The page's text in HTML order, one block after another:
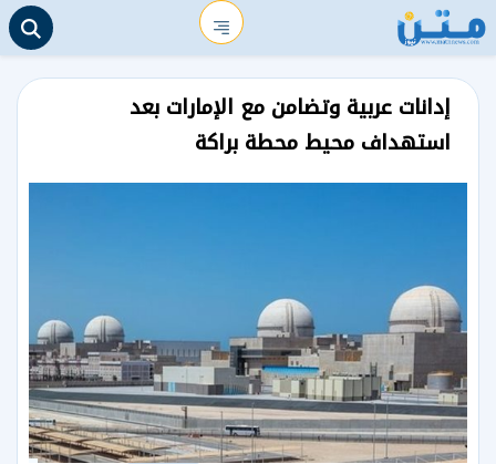
إدانات عربية وتضامن مع الإمارات بعد
استهداف محيط محطة براكة